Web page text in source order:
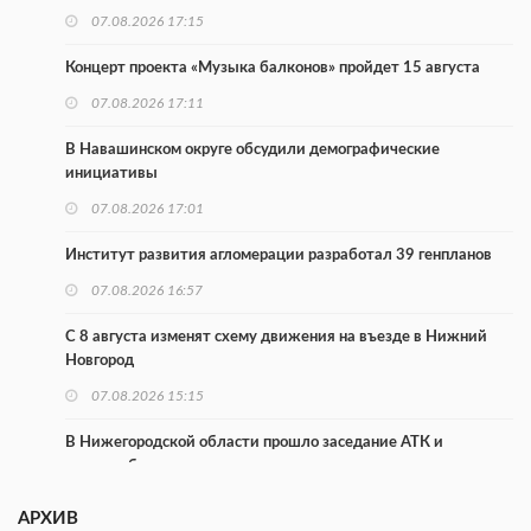
07.08.2026 17:15
Концерт проекта «Музыка балконов» пройдет 15 августа
07.08.2026 17:11
В Навашинском округе обсудили демографические
инициативы
07.08.2026 17:01
Институт развития агломерации разработал 39 генпланов
07.08.2026 16:57
С 8 августа изменят схему движения на въезде в Нижний
Новгород
07.08.2026 15:15
В Нижегородской области прошло заседание АТК и
оперштаба
АРХИВ